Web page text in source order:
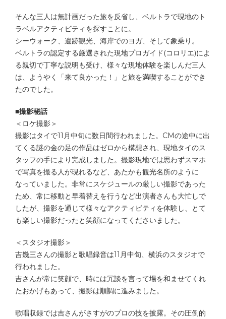
そんな三人は無計画だった旅を反省し、ベルトラで現地のト
ラベルアクティビティを探すことに。
シーウォーク、遺跡観光、海岸でのヨガ、そして象乗り。
ベルトラの認定する厳選された現地プロガイド(コロリエ)によ
る親切で丁寧な説明も受け、様々な現地体験を楽しんだ三人
は、ようやく「来て良かった！」と旅を満喫することができ
たのでした。
■撮影秘話
＜ロケ撮影＞
撮影はタイで11月中旬に数日間行われました。CMの途中に出
てくる謎の金の足の作品はゼロから構想され、現地タイのス
タッフの手により完成しました。撮影現地では思わずスマホ
で写真を撮る人が現れるなど、あたかも観光名所のように
なっていました。非常にスケジュールの厳しい撮影であった
ため、常に移動と早着替えを行うなど出演者さんも大忙しで
したが、撮影を通じて様々なアクティビティを体験し、とて
も楽しい撮影だったと笑顔になってくださいました。
＜スタジオ撮影＞
吉幾三さんの撮影と歌唱録音は11月中旬、横浜のスタジオで
行われました。
吉さんが常に笑顔で、時には冗談を言って場を和ませてくれ
たおかげもあって、撮影は順調に進みました。
歌唱収録では吉さんがさすがのプロの技を披露。その圧倒的